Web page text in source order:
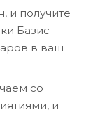
и получите
Базис
в ваш
со
и